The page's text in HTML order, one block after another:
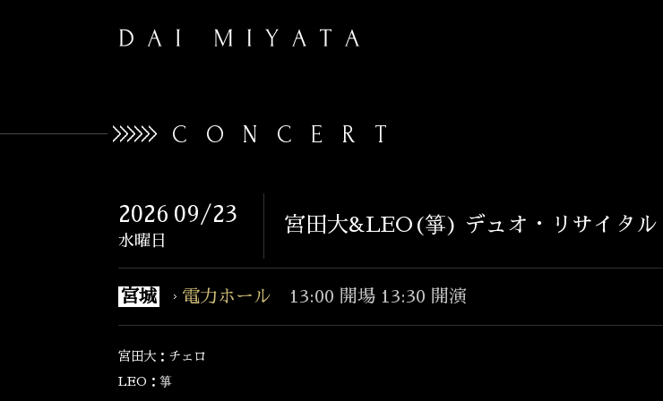
TOP
CONCERT
2026 09/23
水曜日
宮田大&LEO(箏) デュオ・リサイタル
宮城 電力ホール 13:00 開場 13:30 開演
宮田大：チェロ
LEO：箏